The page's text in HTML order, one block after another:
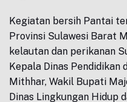
Kegiatan bersih Pantai
Provinsi Sulawesi Barat
kelautan dan perikanan
Kepala Dinas Pendidikan
Mithhar, Wakil Bupati
Dinas Lingkungan Hidup